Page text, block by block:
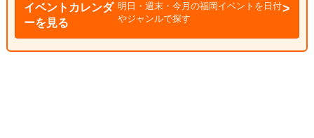
イベントカレンダ
ーを見る
明日・週末・今月の福岡イベントを日付
やジャンルで探す